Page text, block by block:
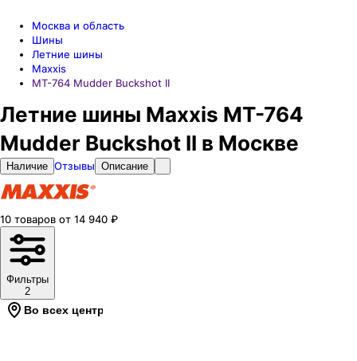
Москва и область
Шины
Летние шины
Maxxis
MT-764 Mudder Buckshot II
Летние шины Maxxis MT-764
Mudder Buckshot II в Москве
Наличие Отзывы Описание
10 товаров от 14 940 ₽
Фильтры
2
Во всех центрах